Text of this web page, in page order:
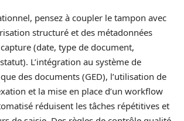
pensez à coupler le tampon avec
structuré et des métadonnées
(date, type de document,
L’intégration au système de
des documents (GED), l’utilisation de
et la mise en place d’un workflow
réduisent les tâches répétitives et